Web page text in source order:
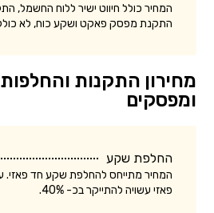
המחיר כולל חיווט ישיר ללוח החשמל,
התקנת מפסק פאקט ושקע כוח, לא
מחירון התקנות
ומפסקים
החלפת שקע
המחיר מתייחס להחלפת שקע חד
פאזי עשויה להתייקר בכ- 40%.